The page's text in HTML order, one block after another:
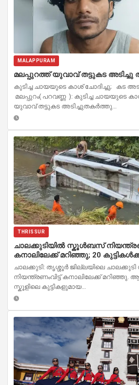
MALAPPURAM
മലപ്പുറത്ത് യുവാവ് തട്ടുകട
കുടിച്ച ചായയുടെ കാശ് ചോദിച്ചു; കട
മലപ്പുറം( പറവണ്ണ ): കുടിച്ച ചായയുടെ
യുവാവ് തട്ടുകട അടിച്ചുതകർത്തു...
THRISSUR
ചാലക്കുടിയിൽ സ്കൂൾബസ്
കനാലിലേക്ക് മറിഞ്ഞു; 20
ചാലക്കുടി: തൃശ്ശൂർ ജില്ലയിലെ
നിയന്ത്രണംവിട്ട് കനാലിലേക്ക്
സ്കൂളിലെ കുട്ടികളുമായ...